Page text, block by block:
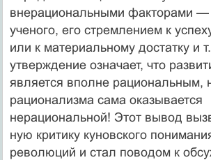
внерациональными факторами —
ученого, его стремлением к
или к материальному достатку и
утверждение означает, что
является вполне рациональным,
рацио­нализма сама оказывается
нерациональной! Этот вывод
ную критику куновского
революций и стал поводом к